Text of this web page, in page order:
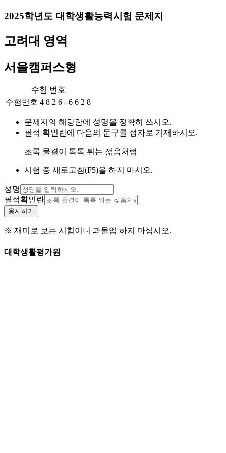
2025학년도 대학생활능력시험 문제지
고려 대 영역
서울캠퍼스형
수험 번호
수험번호 4 8 2 6 - 6 6 2 8
문제지의 해당란에 성명을 정확히 쓰시오.
필적 확인란에 다음의 문구를 정자로 기재하시오.
초록 물결이 톡톡 튀는 젊음처럼
시험 중 새로고침(F5)을 하지 마시오.
성명
필적확인란
응시하기
※ 재미로 보는 시험이니 과몰입 하지 마십시오.
대학생활평가원